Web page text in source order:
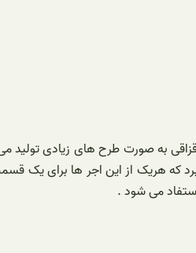
به صورت طرح های زیادی تولید
که هریک از این اجر ها برای یک
می شود .